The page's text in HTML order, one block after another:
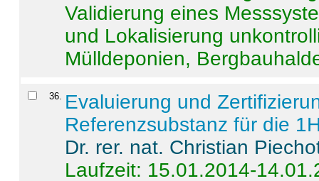
Validierung eines
und Lokalisierung
Mülldeponien,
36. Evaluierung und
Referenzsubstanz für die
Dr. rer. nat. Christian
Laufzeit: 15.01.2014-